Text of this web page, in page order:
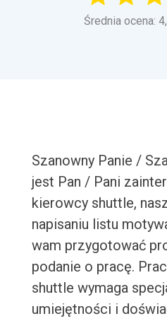
Średnia ocena:
Szanowny Panie /
jest Pan / Pani
kierowcy shuttle,
napisaniu listu
wam przygotować
podanie o pracę.
shuttle wymaga
umiejętności i